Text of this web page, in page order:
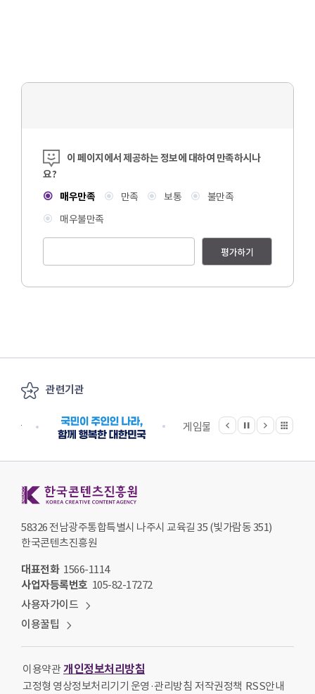
콘텐츠 만족도 조사
이 페이지에서 제공하는 정보에 대하여 만족하시나
요?
매우만족
만족 보통
불만족
매우불만족
평가하기
관련기관
게임물관리위원회
이전
정지
다음 관련기관 전체보기
58326 전남광주통합특별시 나주시 교육길 35 (빛가람동 351)
한국콘텐츠진흥원
대표전화 1566-1114
사업자등록번호 105-82-17272
사용자가이드
이용꿀팁
이용약관 개인정보처리방침
고정형 영상정보처리기기 운영·관리방침 저작권정책 RSS안내